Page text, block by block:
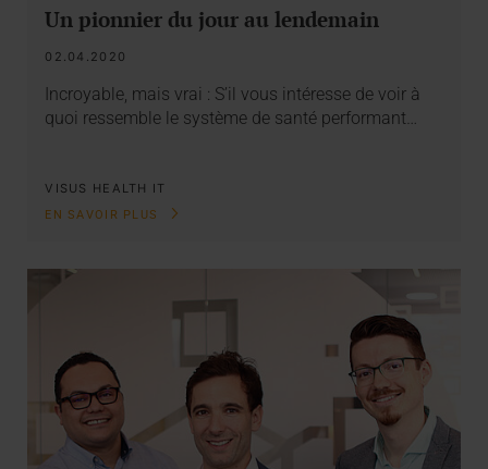
Un pionnier du jour au lendemain
02.04.2020
Incroyable, mais vrai : S’il vous intéresse de voir à
quoi ressemble le système de santé performant…
VISUS HEALTH IT
EN SAVOIR PLUS